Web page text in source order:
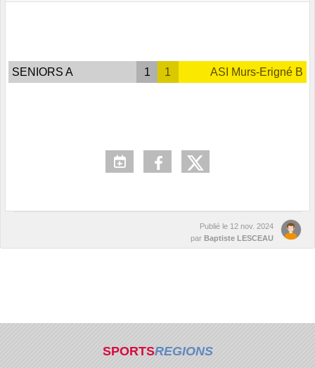
SENIORS A 1 1 ASI Murs-Erigné B
Publié le 12 nov. 2024
par Baptiste LESCEAU
SPORTSREGIONS